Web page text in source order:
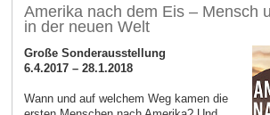
Amerika nach dem Eis – Mensch
in der neuen Welt
Große Sonderausstellung
6.4.2017 – 28.1.2018
Wann und auf welchem Weg kamen die